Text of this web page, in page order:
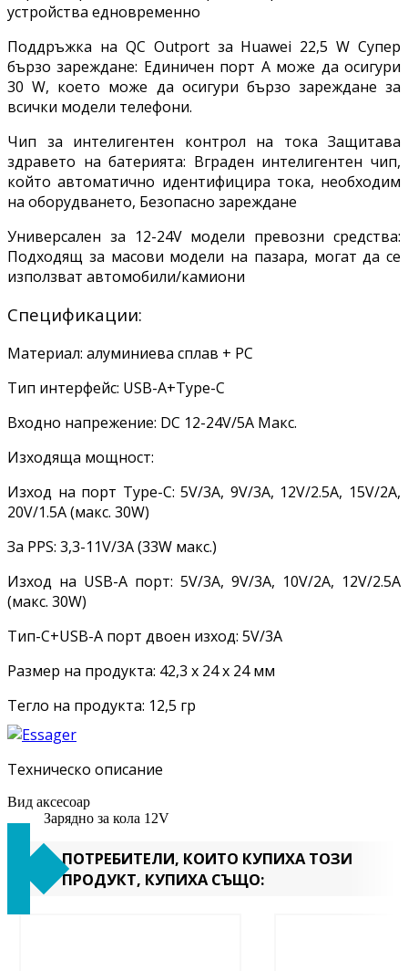
устройства едновременно
Поддръжка на QC Outport за Huawei 22,5 W Супер
бързо зареждане: Единичен порт A може да осигури
30 W, което може да осигури бързо зареждане за
всички модели телефони.
Чип за интелигентен контрол на тока Защитава
здравето на батерията: Вграден интелигентен чип,
който автоматично идентифицира тока, необходим
на оборудването, Безопасно зареждане
Универсален за 12-24V модели превозни средства:
Подходящ за масови модели на пазара, могат да се
използват автомобили/камиони
Спецификации:
Материал: алуминиева сплав + PC
Тип интерфейс: USB-A+Type-C
Входно напрежение: DC 12-24V/5A Макс.
Изходяща мощност:
Изход на порт Type-C: 5V/3A, 9V/3A, 12V/2.5A, 15V/2A,
20V/1.5A (макс. 30W)
За PPS: 3,3-11V/3A (33W макс.)
Изход на USB-A порт: 5V/3A, 9V/3A, 10V/2A, 12V/2.5A
(макс. 30W)
Тип-C+USB-A порт двоен изход: 5V/3A
Размер на продукта: 42,3 x 24 x 24 мм
Тегло на продукта: 12,5 гр
Техническо описание
Вид аксесоар
Зарядно за кола 12V
ПОТРЕБИТЕЛИ, КОИТО КУПИХА ТОЗИ
ПРОДУКТ, КУПИХА СЪЩО: